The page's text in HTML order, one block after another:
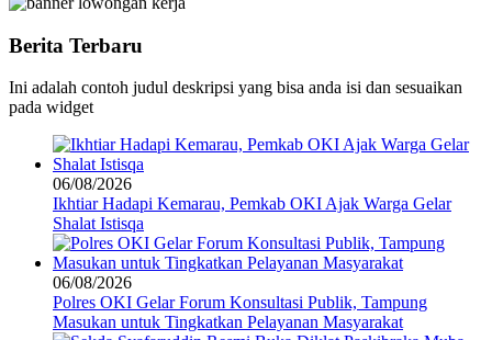
Berita Terbaru
Ini adalah contoh judul deskripsi yang bisa anda isi dan sesuaikan
pada widget
06/08/2026
Ikhtiar Hadapi Kemarau, Pemkab OKI Ajak Warga Gelar
Shalat Istisqa
06/08/2026
Polres OKI Gelar Forum Konsultasi Publik, Tampung
Masukan untuk Tingkatkan Pelayanan Masyarakat